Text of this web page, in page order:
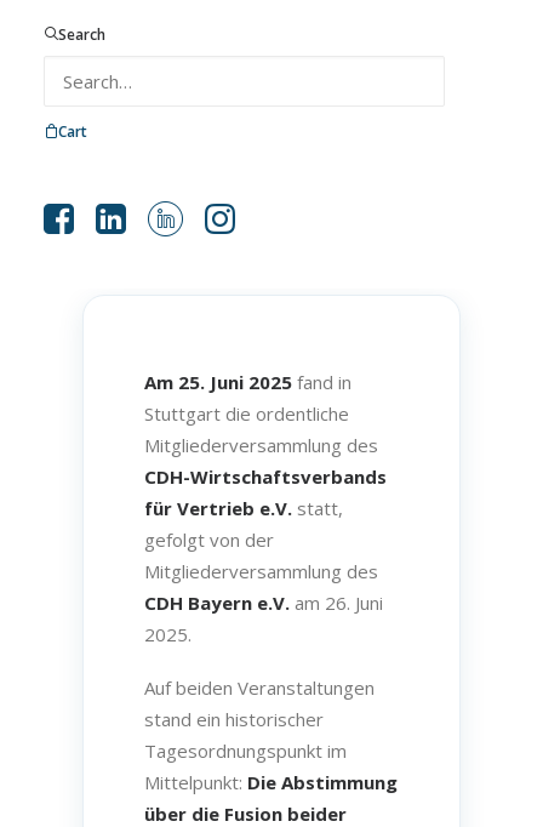
Search
Cart
Am 25. Juni 2025 fand in
Stuttgart die ordentliche
Mitgliederversammlung des
CDH-Wirtschaftsverbands
für Vertrieb e.V. statt,
gefolgt von der
Mitgliederversammlung des
CDH Bayern e.V. am 26. Juni
2025.
Auf beiden Veranstaltungen
stand ein historischer
Tagesordnungspunkt im
Mittelpunkt: Die Abstimmung
über die Fusion beider